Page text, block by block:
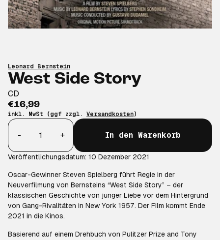
Leonard Bernstein
West Side Story
CD
€16,99
inkl. MwSt (ggf zzgl. Versandkosten)
Anzahl
-
+ In den Warenkorb
Veröffentlichungsdatum: 10 Dezember 2021
Oscar-Gewinner Steven Spielberg führt Regie in der
Neuverfilmung von Bernsteins “West Side Story” – der
klassischen Geschichte von junger Liebe vor dem Hintergrund
von Gang-Rivalitäten in New York 1957. Der Film kommt Ende
2021 in die Kinos.
Basierend auf einem Drehbuch von Pulitzer Prize and Tony